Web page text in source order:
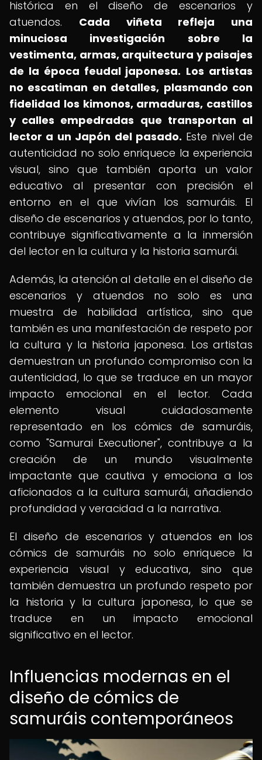
histórica en el diseño de escenarios y
atuendos. Cada viñeta refleja una
minuciosa investigación sobre la
vestimenta, armas, arquitectura y paisajes
de la época feudal japonesa. Los artistas
no escatiman en detalles, plasmando con
fidelidad los kimonos, armaduras, castillos
y calles empedradas que transportan al
lector a un Japón del pasado. Este nivel de
autenticidad no solo enriquece la experiencia
visual, sino que también aporta un valor
educativo al presentar con precisión el
entorno en el que vivían los samuráis. El
diseño de escenarios y atuendos, por lo tanto,
contribuye significativamente a la inmersión
del lector en la cultura y la historia samurái.
Además, la atención al detalle en el diseño de
escenarios y atuendos no solo es una
muestra de habilidad artística, sino que
también es una manifestación de respeto por
la cultura y la historia japonesa. Los artistas
demuestran un profundo compromiso con la
autenticidad, lo que se traduce en un mayor
impacto emocional en el lector. Cada
elemento visual cuidadosamente
representado en los cómics de samuráis,
como "Samurai Executioner", contribuye a la
creación de un mundo visualmente
impactante que cautiva y emociona a los
aficionados a la cultura samurái, añadiendo
profundidad y veracidad a la narrativa.
El diseño de escenarios y atuendos en los
cómics de samuráis no solo enriquece la
experiencia visual y educativa, sino que
también demuestra un profundo respeto por
la historia y la cultura japonesa, lo que se
traduce en un impacto emocional
significativo en el lector.
Influencias modernas en el
diseño de cómics de
samuráis contemporáneos